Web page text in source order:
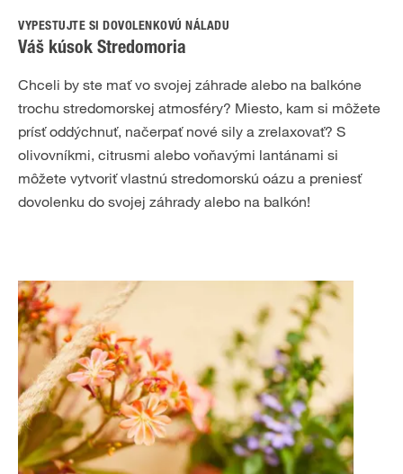
VYPESTUJTE SI DOVOLENKOVÚ NÁLADU
Váš kúsok Stredomoria
Chceli by ste mať vo svojej záhrade alebo na balkóne
trochu stredomorskej atmosféry? Miesto, kam si môžete
prísť oddýchnuť, načerpať nové sily a zrelaxovať? S
olivovníkmi, citrusmi alebo voňavými lantánami si
môžete vytvoriť vlastnú stredomorskú oázu a preniesť
dovolenku do svojej záhrady alebo na balkón!